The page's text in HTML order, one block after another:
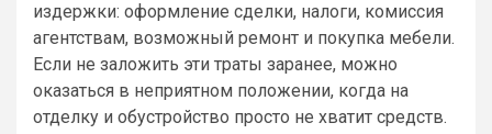
издержки: оформление сделки, налоги, комиссия
агентствам, возможный ремонт и покупка мебели.
Если не заложить эти траты заранее, можно
оказаться в неприятном положении, когда на
отделку и обустройство просто не хватит средств.